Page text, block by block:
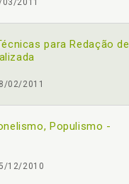
2011
para Redação de
02/2011
Populismo -
12/2010